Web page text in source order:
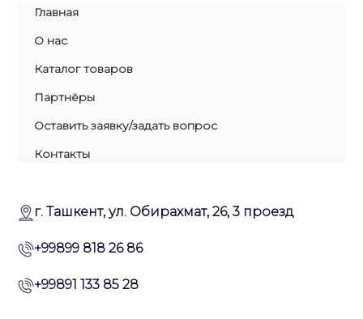
Главная
О нас
Каталог товаров
Партнёры
Оставить заявку/задать вопрос
Контакты
г. Ташкент, ул. Обирахмат, 26, 3 проезд
+99899 818 26 86
+99891 133 85 28